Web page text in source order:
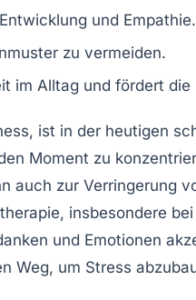
und Empathie.
zu vermeiden.
im Alltag und fördert
, ist in der heutigen
Moment zu
auch zur Verringerung
, insbesondere
und Emotionen
Weg, um Stress